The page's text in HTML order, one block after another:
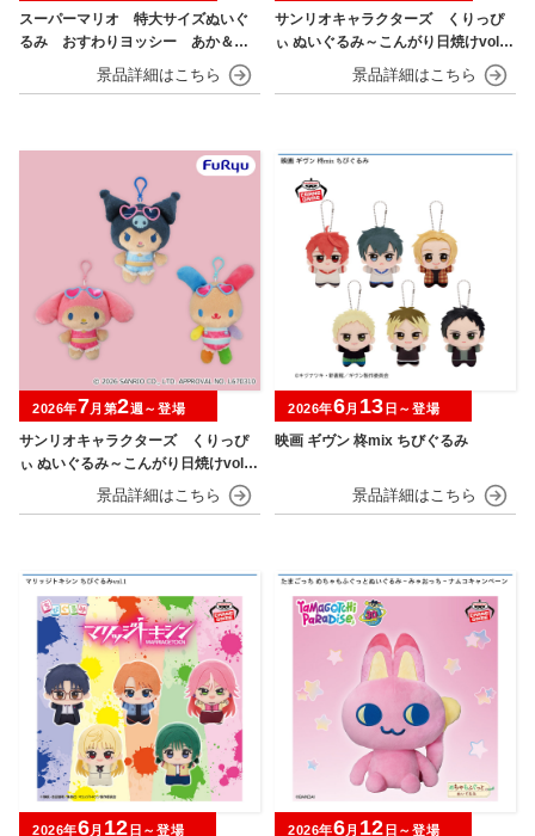
スーパーマリオ 特大サイズぬいぐ
るみ おすわりヨッシー あか＆あ
サンリオキャラクターズ くりっぴ
ぃ ぬいぐるみ～こんがり日焼けvol.1
サンリオキャラクターズ くりっぴ
ぃ ぬいぐるみ～こんがり日焼けvol.2
2026年7月第2週～登場
映画 ギヴン 柊mix ちびぐるみ
2026年6月 13 日～登場
2026年6月 12 日～登場 2026年6月 12 日～登場